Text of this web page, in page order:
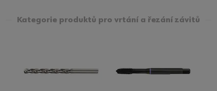
Kategorie produktů pro vrtání a řezání závitů